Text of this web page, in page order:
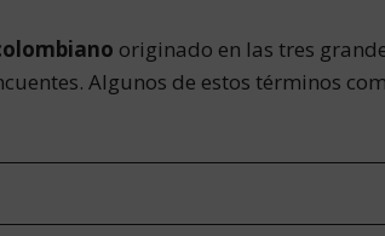
originado en las tres
Algunos de estos términos